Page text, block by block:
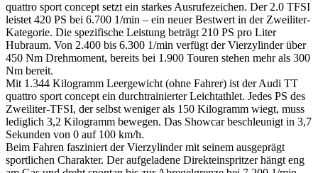
quattro sport concept setzt ein starkes Ausrufezeichen. Der 2.0 TFSI
leistet 420 PS bei 6.700 1/min – ein neuer Bestwert in der Zweiliter-
Kategorie. Die spezifische Leistung beträgt 210 PS pro Liter
Hubraum. Von 2.400 bis 6.300 1/min verfügt der Vierzylinder über
450 Nm Drehmoment, bereits bei 1.900 Touren stehen mehr als 300
Nm bereit.
Mit 1.344 Kilogramm Leergewicht (ohne Fahrer) ist der Audi TT
quattro sport concept ein durchtrainierter Leichtathlet. Jedes PS des
Zweiliter-TFSI, der selbst weniger als 150 Kilogramm wiegt, muss
lediglich 3,2 Kilogramm bewegen. Das Showcar beschleunigt in 3,7
Sekunden von 0 auf 100 km/h.
Beim Fahren fasziniert der Vierzylinder mit seinem ausgeprägt
sportlichen Charakter. Der aufgeladene Direkteinspritzer hängt eng